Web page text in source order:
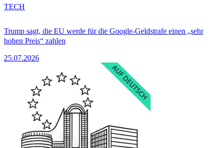
Trump sagt, die EU werde für die Google-Geldstrafe einen „sehr
hohen Preis“ zahlen
25.07.2026
TECH